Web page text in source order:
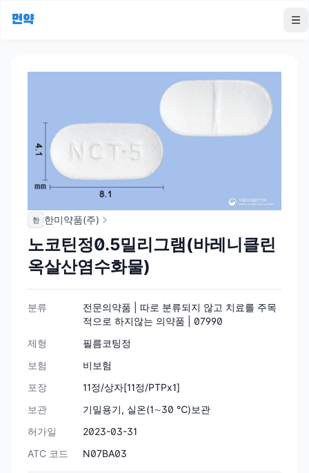
먼약
한 한미약품(주)
노코틴정0.5밀리그램(바레니클린
옥살산염수화물)
분류
전문의약품 | 따로 분류되지 않고 치료를 주목
적으로 하지않는 의약품 | 07990
제형
필름코팅정
보험
비보험
포장
11정/상자[11정/PTPx1]
보관
기밀용기, 실온(1∼30 ℃)보관
허가일
2023-03-31
ATC 코드
N07BA03